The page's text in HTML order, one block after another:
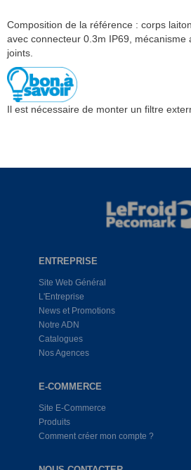
Composition de la référence : corps
avec connecteur 0.3m IP69, mécanisme
joints.
Il est nécessaire de monter un filtre
ENTREPRISE
Site Web Général
L'Entreprise
News et Promotions
Notre ADN
Catalogues
Nos Agences
E-COMMERCE
Site E-Commerce
Produits
Comment créer mon compte ?